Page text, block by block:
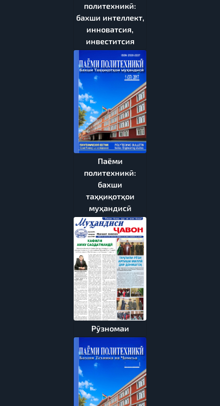
политехникӣ:
бахши интеллект,
инноватсия,
инвеститсия
Паёми
политехникӣ:
бахши
таҳқиқотҳои
муҳандисӣ
Рӯзномаи